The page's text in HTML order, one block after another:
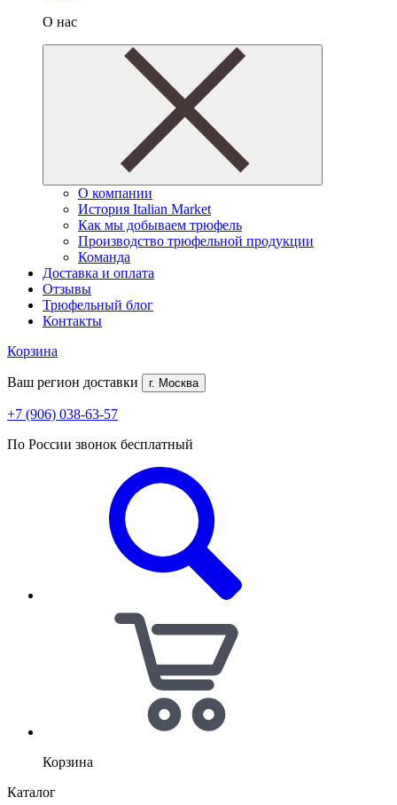
О нас
О компании
История Italian Market
Как мы добываем трюфель
Производство трюфельной продукции
Команда
Доставка и оплата
Отзывы
Трюфельный блог
Контакты
Корзина
Ваш регион доставки г. Москва
+7 (906) 038-63-57
По России звонок бесплатный
Корзина
Каталог